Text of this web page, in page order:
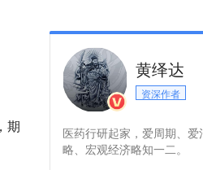
期
黄绎达
资深作者
医药行研起家，爱周期、爱
略、宏观经济略知一二。